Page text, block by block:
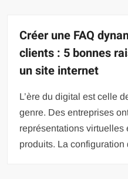
Créer une FAQ
clients : 5 bonnes
un site internet
L’ère du digital est celle
genre. Des entreprises
représentations virtuelles
produits. La configuration